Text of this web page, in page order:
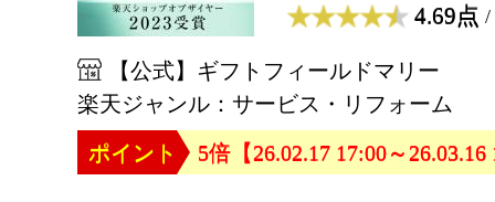
4.69点 /
【公式】ギフトフィールドマリー
楽天ジャンル：サービス・リフォーム
ポイント
5倍【26.02.17 17:00～26.03.16